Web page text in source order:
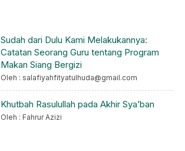
Sudah dari Dulu Kami Melakukannya:
Catatan Seorang Guru tentang Program
Makan Siang Bergizi
Oleh : salafiyahfityatulhuda@gmail.com
Khutbah Rasulullah pada Akhir Sya’ban
Oleh : Fahrur Azizi